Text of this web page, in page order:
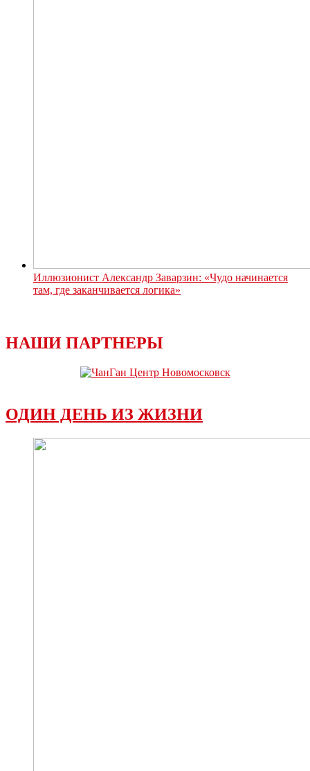
Иллюзионист Александр Заварзин: «Чудо начинается
там, где заканчивается логика»
НАШИ ПАРТНЕРЫ
ОДИН ДЕНЬ ИЗ ЖИЗНИ